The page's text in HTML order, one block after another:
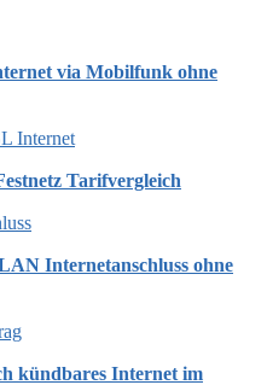
via Mobilfunk ohne
Tarifvergleich
Internetanschluss ohne
kündbares Internet im